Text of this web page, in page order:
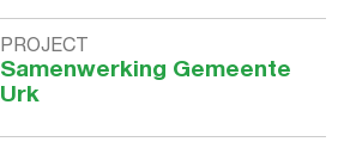
PROJECT
Samenwerking Gemeente
Urk